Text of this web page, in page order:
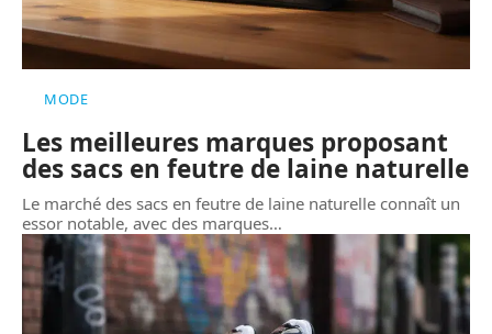
MODE
Les meilleures marques proposant
des sacs en feutre de laine naturelle
Le marché des sacs en feutre de laine naturelle connaît un
essor notable, avec des marques…